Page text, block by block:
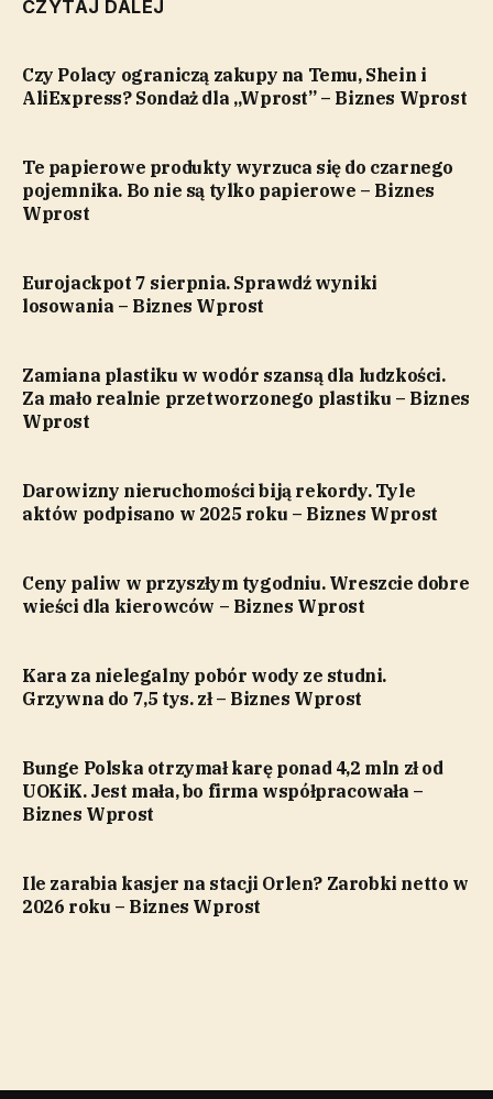
CZYTAJ DALEJ
Czy Polacy ograniczą zakupy na Temu, Shein i
AliExpress? Sondaż dla „Wprost” – Biznes Wprost
Te papierowe produkty wyrzuca się do czarnego
pojemnika. Bo nie są tylko papierowe – Biznes
Wprost
Eurojackpot 7 sierpnia. Sprawdź wyniki
losowania – Biznes Wprost
Zamiana plastiku w wodór szansą dla ludzkości.
Za mało realnie przetworzonego plastiku – Biznes
Wprost
Darowizny nieruchomości biją rekordy. Tyle
aktów podpisano w 2025 roku – Biznes Wprost
Ceny paliw w przyszłym tygodniu. Wreszcie dobre
wieści dla kierowców – Biznes Wprost
Kara za nielegalny pobór wody ze studni.
Grzywna do 7,5 tys. zł – Biznes Wprost
Bunge Polska otrzymał karę ponad 4,2 mln zł od
UOKiK. Jest mała, bo firma współpracowała –
Biznes Wprost
Ile zarabia kasjer na stacji Orlen? Zarobki netto w
2026 roku – Biznes Wprost